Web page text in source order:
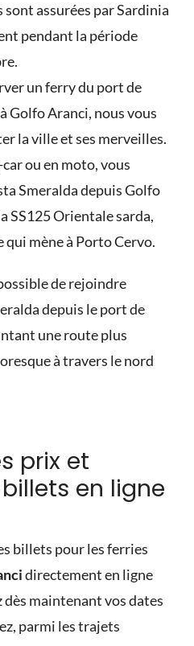
sont assurées par Sardinia
pendant la période
un ferry du port de
Golfo Aranci, nous vous
la ville et ses merveilles.
ou en moto, vous
Smeralda depuis Golfo
SS125 Orientale sarda,
mène à Porto Cervo.
de rejoindre
depuis le port de
une route plus
à travers le nord
prix et
en ligne
billets pour les ferries
directement en ligne
maintenant vos dates
parmi les trajets